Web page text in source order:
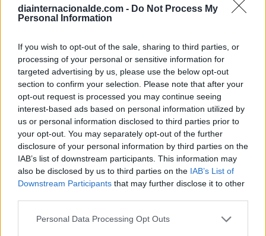
diainternacionalde.com - Do Not Process My
Personal Information
If you wish to opt-out of the sale, sharing to third parties, or
processing of your personal or sensitive information for
targeted advertising by us, please use the below opt-out
section to confirm your selection. Please note that after your
opt-out request is processed you may continue seeing
interest-based ads based on personal information utilized by
us or personal information disclosed to third parties prior to
your opt-out. You may separately opt-out of the further
disclosure of your personal information by third parties on the
IAB’s list of downstream participants. This information may
also be disclosed by us to third parties on the IAB’s List of
Downstream Participants that may further disclose it to other
Personal Data Processing Opt Outs
FEDER), es una organización española que, desde
papel en la lucha contra las enfermedades raras.
Su principal objetivo, ha sido impulsar el estudio e
investigación a fin de encontrar las casusas de estas
enfermedades, así como el tratamiento más
adecuado para estos pacientes y mejorar su calidad
de vida.
Así mismo, gracias a esta organización, se ha
podido llevar un mensaje a la población en general
para la investigación científica.